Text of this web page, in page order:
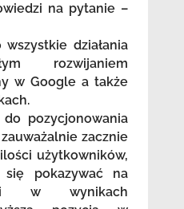
na pytanie –
działania
rozwijaniem
w Google a także
do pozycjonowania
zacznie
użytkowników,
pokazywać na
w wynikach